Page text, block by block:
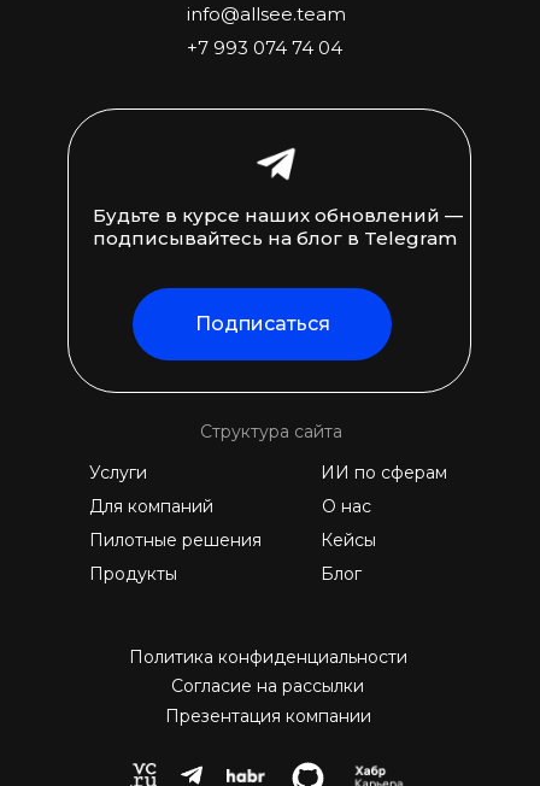
+7 993 074 74 04
Презентация компании
Согласие на рассылки
Политика конфиденциальности
Подписаться
Будьте в курсе наших обновлений —
подписывайтесь на блог в Telegram
Блог
Продукты
Для компаний
ИИ по сферам
Пилотные решения
Услуги
Кейсы
О нас
Структура сайта
info@allsee.team